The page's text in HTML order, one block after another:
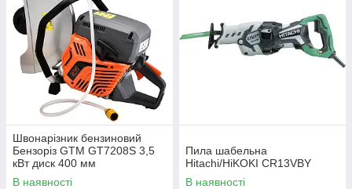
Швонарізник бензиновий
Бензоріз GTM GT7208S 3,5
кВт диск 400 мм
В наявності
Пила шабельна
Hitachi/HiKOKI CR13VBY
В наявності